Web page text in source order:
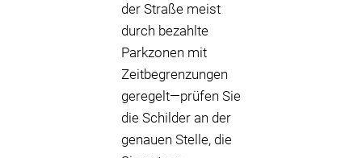
der Straße meist
durch bezahlte
Parkzonen mit
Zeitbegrenzungen
geregelt—prüfen Sie
die Schilder an der
genauen Stelle, die